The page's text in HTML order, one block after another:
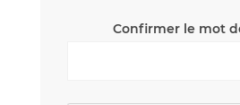
Confirmer le mot